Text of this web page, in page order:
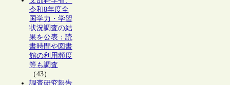
令和8年度全
国学力・学習
状況調査の結
果を公表：読
書時間や図書
館の利用頻度
等も調査
（43）
調査研究報告